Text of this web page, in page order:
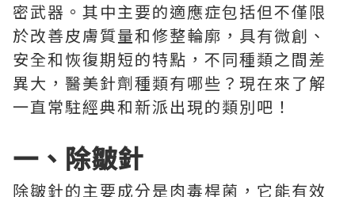
密武器。其中主要的適應症包括但不僅限
於改善皮膚質量和修整輪廓，具有微創、
安全和恢復期短的特點，不同種類之間差
異大，醫美針劑種類有哪些？現在來了解
一直常駐經典和新派出現的類別吧！
一、除皺針
除皺針的主要成分是肉毒桿菌，它能有效